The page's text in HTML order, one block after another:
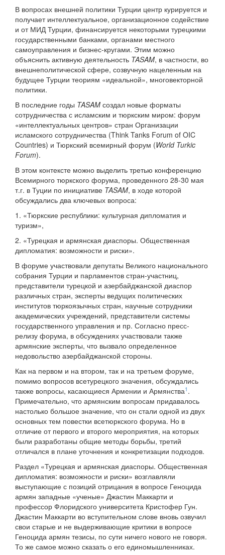
В вопросах внешней политики Турции центр курируется и
получает интеллектуальное, организационное содействие
и от МИД Турции, финансируется некоторыми турецкими
государственными банками, органами местного
самоуправления и бизнес-кругами. Этим можно
объяснить активную деятельность TASAM, в частности, во
внешнеполитической сфере, созвучную нацеленным на
будущее Турции теориям «идеальной», многовекторной
политики.
В последние годы TASAM создал новые форматы
сотрудничества с исламским и тюркским миром: форум
«интеллектуальных центров» стран Организации
исламского сотрудничества (Think Tanks Forum of OIC
Countries) и Тюркский всемирный форум (World Turkic
Forum).
В этом контексте можно выделить третью конференцию
Всемирного тюркского форума, проведенного 28-30 мая
т.г. в Туции по инициативе TASAM, в ходе которой
обсуждались два ключевых вопроса:
1. «Тюркские республики: культурная дипломатия и
туризм»,
2. «Турецкая и армянская диаспоры. Общественная
дипломатия: возможности и риски».
В форуме участвовали депутаты Великого национального
собрания Турции и парламентов стран-участниц,
представители турецкой и азербайджанской диаспор
различных стран, эксперты ведущих политических
институтов тюркоязычных стран, научные сотрудники
академических учреждений, представители системы
государственного управления и пр. Согласно пресс-
релизу форума, в обсуждениях участвовали также
армянские эксперты, что вызвало определенное
недовольство азербайджанской стороны.
Как на первом и на втором, так и на третьем форуме,
помимо вопросов всетурецкого значения, обсуждались
также вопросы, касающиеся Армении и Армянства1 .
Примечательно, что армянским вопросам придавалось
настолько большое значение, что он стали одной из двух
основных тем повестки всетюркского форума. Но в
отличие от первого и второго мероприятия, на которых
были разработаны общие методы борьбы, третий
отличался в плане уточнения и конкретизации подходов.
Раздел «Турецкая и армянская диаспоры. Общественная
дипломатия: возможности и риски» возглавляли
выступающие с позиций отрицания в вопросе Геноцида
армян западные «ученые» Джастин Маккарти и
профессор Флоридского университета Кристофер Гун.
Джастин Маккарти во вступительном слове вновь озвучил
свои старые и не выдерживающие критики в вопросе
Геноцида армян тезисы, по сути ничего нового не говоря.
То же самое можно сказать о его единомышленниках.